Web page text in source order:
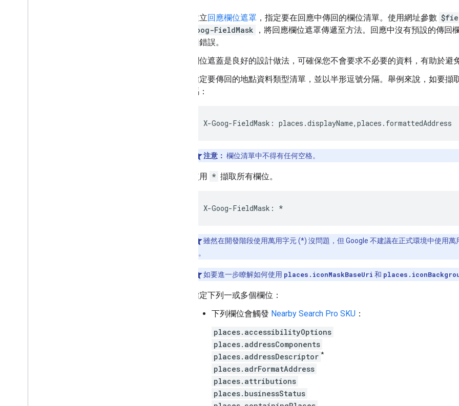
建立回應欄位遮罩 ，指定要在回應中傳回的欄位清單。使用網址參數
Goog-FieldMask
，將回應欄位遮罩傳遞至方法。回應中沒有預設的傳
回錯誤。
欄位遮蓋是良好的設計做法，可確保您不會要求不必要的資料，有助於
指定要傳回的地點資料類型清單，並以半形逗號分隔。舉例來說，如要
碼：
X-Goog-FieldMask : places .displayName, places . formattedAddress
注意： 欄位清單中不得有任何空格。
使用 * 擷取所有欄位。
X-Goog-FieldMask : *
雖然在開發階段使用萬用字元 (*) 沒問題，但 Google 不建議在正式環境中使用
料。
如要進一步瞭解如何使用 places.iconMaskBaseUri 和
指定下列一或多個欄位：
下列欄位會觸發 Nearby Search Pro SKU ：
places.accessibilityOptions
places.addressComponents
places.addressDescriptor *
places.adrFormatAddress
places.attributions
places.businessStatus